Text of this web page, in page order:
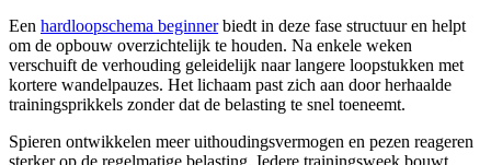
Een hardloopschema beginnerbiedt in deze fase structuur en helpt
om de opbouw overzichtelijk te houden. Na enkele weken
verschuift de verhouding geleidelijk naar langere loopstukken met
kortere wandelpauzes. Het lichaam past zich aan door herhaalde
trainingsprikkels zonder dat de belasting te snel toeneemt.
Spieren ontwikkelen meer uithoudingsvermogen en pezen reageren